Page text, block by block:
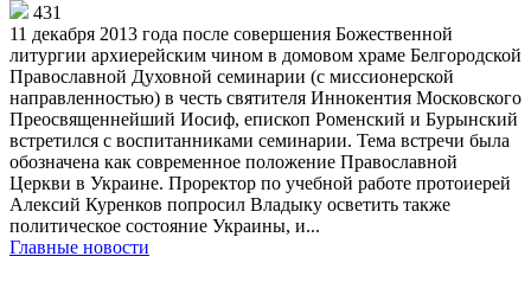
431
11 декабря 2013 года после совершения Божественной
литургии архиерейским чином в домовом храме Белгородской
Православной Духовной семинарии (с миссионерской
направленностью) в честь святителя Иннокентия Московского
Преосвященнейший Иосиф, епископ Роменский и Бурынский
встретился с воспитанниками семинарии. Тема встречи была
обозначена как современное положение Православной
Церкви в Украине. Проректор по учебной работе протоиерей
Алексий Куренков попросил Владыку осветить также
политическое состояние Украины, и...
Главные новости